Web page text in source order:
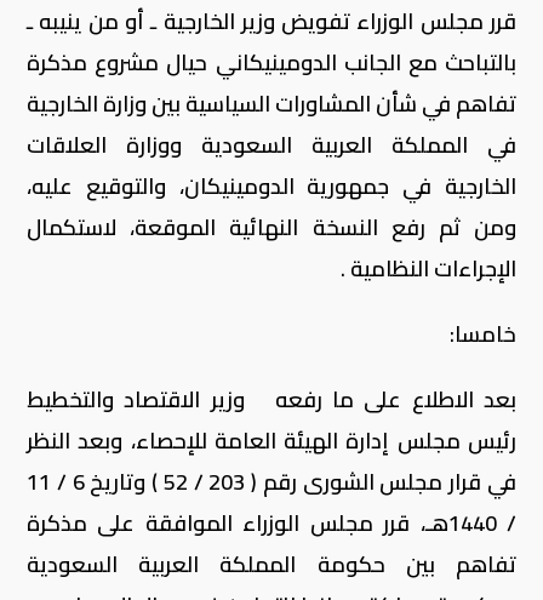
قرر مجلس الوزراء تفويض وزير الخارجية ـ أو من ينيبه ـ
بالتباحث مع الجانب الدومينيكاني حيال مشروع مذكرة
تفاهم في شأن المشاورات السياسية بين وزارة الخارجية
في المملكة العربية السعودية ووزارة العلاقات
الخارجية في جمهورية الدومينيكان، والتوقيع عليه،
ومن ثم رفع النسخة النهائية الموقعة، لاستكمال
الإجراءات النظامية .
خامسا:
بعد الاطلاع على ما رفعه وزير الاقتصاد والتخطيط
رئيس مجلس إدارة الهيئة العامة للإحصاء، وبعد النظر
في قرار مجلس الشورى رقم ( 203 / 52 ) وتاريخ 6 / 11
/ 1440هـ، قرر مجلس الوزراء الموافقة على مذكرة
تفاهم بين حكومة المملكة العربية السعودية